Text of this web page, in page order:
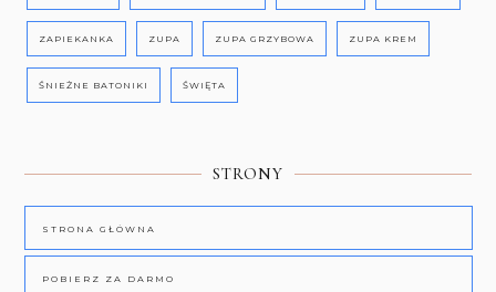
ZAPIEKANKA ZUPA ZUPA GRZYBOWA ZUPA KREM
ŚNIEŻNE BATONIKI ŚWIĘTA
STRONY
STRONA GŁÓWNA
POBIERZ ZA DARMO